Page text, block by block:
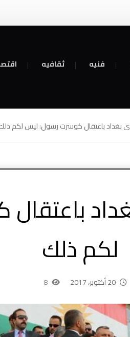
فنيه ثقافيه
بغداد باعتقال كوسرت رسول: ليس لكم
لكم ذلك
20 أكتوبر، 2017 8